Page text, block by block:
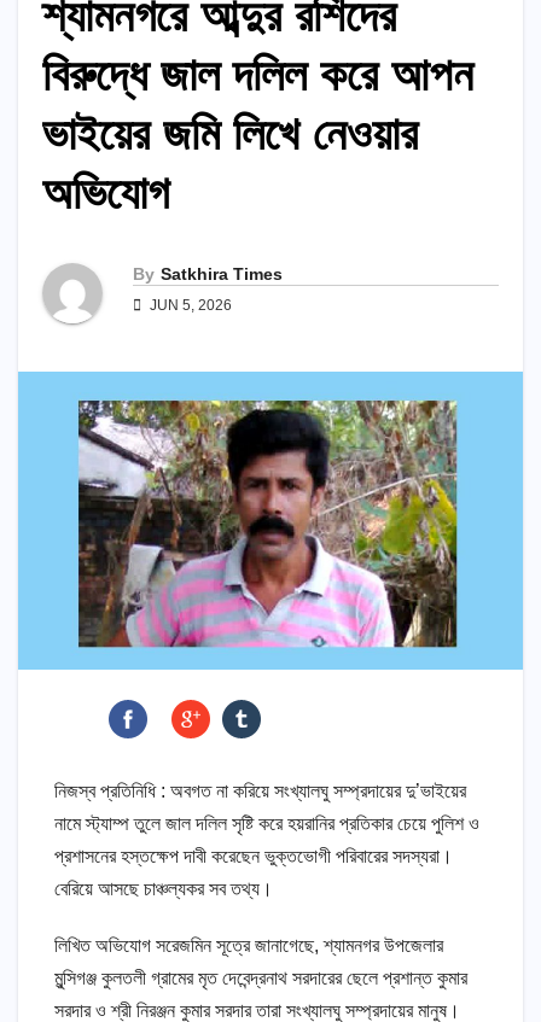
শ্যামনগরে আব্দুর রশিদের
বিরুদ্ধে জাল দলিল করে আপন
ভাইয়ের জমি লিখে নেওয়ার
অভিযোগ
By Satkhira Times
JUN 5, 2026
নিজস্ব প্রতিনিধি : অবগত না করিয়ে সংখ্যালঘু সম্প্রদায়ের দু’ভাইয়ের
নামে স্ট্যাম্প তুলে জাল দলিল সৃষ্টি করে হয়রানির প্রতিকার চেয়ে পুলিশ ও
প্রশাসনের হস্তক্ষেপ দাবী করেছেন ভুক্তভোগী পরিবারের সদস্যরা।
বেরিয়ে আসছে চাঞ্চল্যকর সব তথ্য।
লিখিত অভিযোগ সরেজমিন সূত্রে জানাগেছে, শ্যামনগর উপজেলার
মুন্সিগঞ্জ কুলতলী গ্রামের মৃত দেবেন্দ্রনাথ সরদারের ছেলে প্রশান্ত কুমার
সরদার ও শ্রী নিরঞ্জন কুমার সরদার তারা সংখ্যালঘু সম্প্রদায়ের মানুষ।